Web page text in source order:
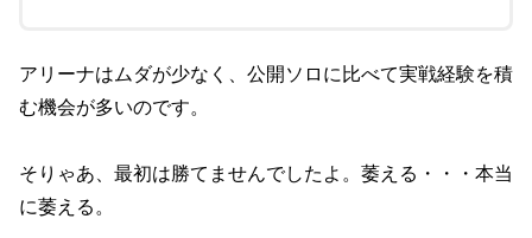
アリーナはムダが少なく、公開ソロに比べて実戦経験を積
む機会が多いのです。
そりゃあ、最初は勝てませんでしたよ。萎える・・・本当
に萎える。